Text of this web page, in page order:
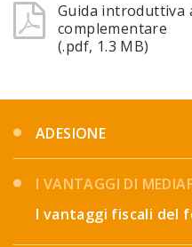
Guida introduttiva
complementare
(.pdf, 1.3 MB)
ADESIONE
I VANTAGGI DI
I vantaggi fiscali del